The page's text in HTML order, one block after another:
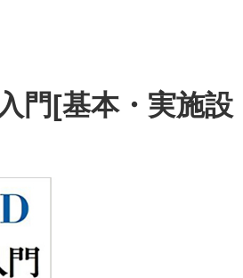
門[基本・実施設